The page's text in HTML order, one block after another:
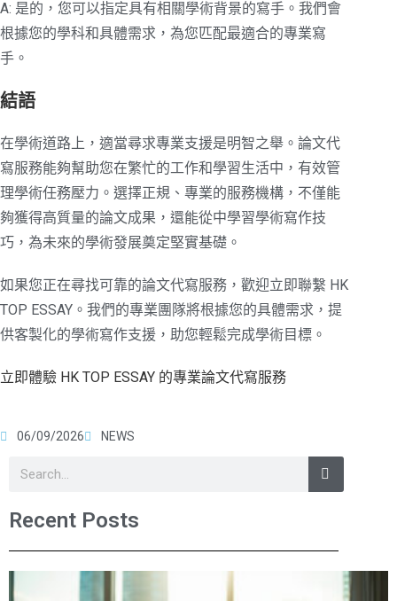
A: 是的，您可以指定具有相關學術背景的寫手。我們會
根據您的學科和具體需求，為您匹配最適合的專業寫
手。
結語
在學術道路上，適當尋求專業支援是明智之舉。論文代
寫服務能夠幫助您在繁忙的工作和學習生活中，有效管
理學術任務壓力。選擇正規、專業的服務機構，不僅能
夠獲得高質量的論文成果，還能從中學習學術寫作技
巧，為未來的學術發展奠定堅實基礎。
如果您正在尋找可靠的論文代寫服務，歡迎立即聯繫 HK
TOP ESSAY。我們的專業團隊將根據您的具體需求，提
供客製化的學術寫作支援，助您輕鬆完成學術目標。
立即體驗 HK TOP ESSAY 的專業論文代寫服務
06/09/2026 NEWS
Recent Posts